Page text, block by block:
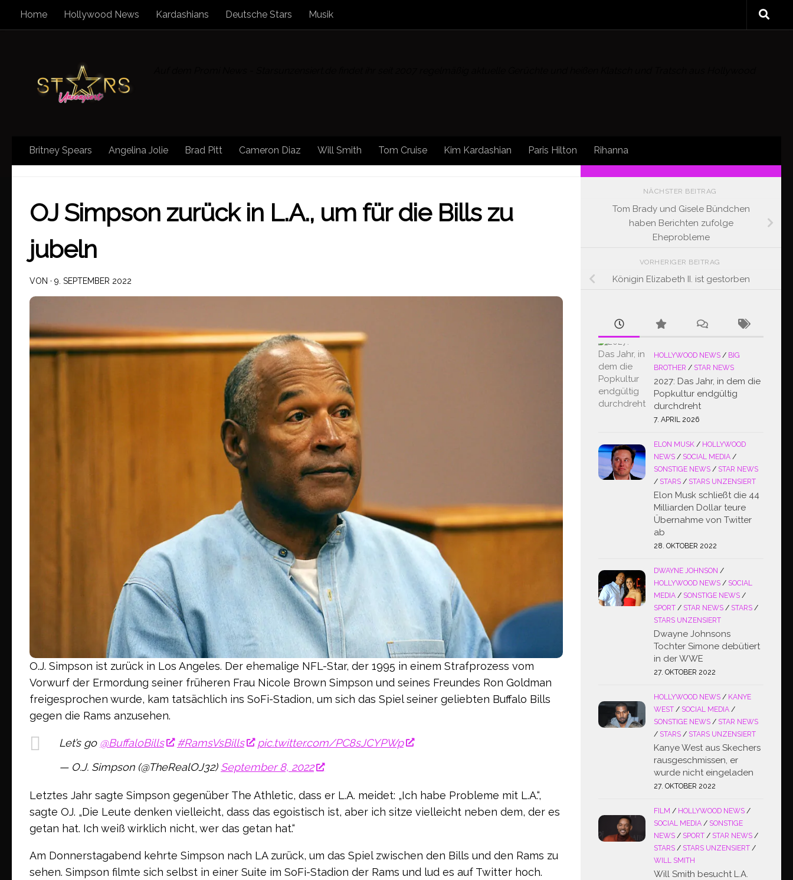
Zum Inhalt springen
Home Hollywood News Kardashians Deutsche Stars Musik
Britney Spears Angelina Jolie Brad Pitt Cameron Diaz Will Smith Tom Cruise Kim Kardashian Paris Hilton Rihanna
FREAK SHOW SONSTIGE NEWS
OJ Simpson zurück in L.A., um für die Bills zu
jubeln
VON · 9. SEPTEMBER 2022
O.J. Simpson ist zurück in Los Angeles. Der ehemalige NFL-Star, der 1995 in einem Strafprozess vom
Vorwurf der Ermordung seiner früheren Frau Nicole Brown Simpson und seines Freundes Ron Goldman
freigesprochen wurde, kam tatsächlich ins SoFi-Stadion, um sich das Spiel seiner geliebten Buffalo Bills
gegen die Rams anzusehen.
Let’s go @BuffaloBills #RamsVsBills
pic.twitter.com/PC8sJCYPWp
— O.J. Simpson (@TheRealOJ32) September 8, 2022
Letztes Jahr sagte Simpson gegenüber The Athletic, dass er L.A. meidet: „Ich habe Probleme mit L.A.“,
sagte OJ. „Die Leute denken vielleicht, dass das egoistisch ist, aber ich sitze vielleicht neben dem, der es
getan hat. Ich weiß wirklich nicht, wer das getan hat.“
Am Donnerstagabend kehrte Simpson nach LA zurück, um das Spiel zwischen den Bills und den Rams zu
sehen. Simpson filmte sich selbst in einer Suite im SoFi-Stadion der Rams und lud es auf Twitter hoch.
NÄCHSTER BEITRAG
Tom Brady und Gisele Bündchen
haben Berichten zufolge
Eheprobleme
VORHERIGER BEITRAG
Königin Elizabeth II. ist gestorben
HOLLYWOOD NEWS / BIG
BROTHER / STAR NEWS
2027: Das Jahr, in dem die
Popkultur endgültig
durchdreht
7. APRIL 2026
ELON MUSK / HOLLYWOOD
NEWS / SOCIAL MEDIA /
SONSTIGE NEWS / STAR NEWS
/ STARS / STARS UNZENSIERT
Elon Musk schließt die 44
Milliarden Dollar teure
Übernahme von Twitter
ab
28. OKTOBER 2022
DWAYNE JOHNSON /
HOLLYWOOD NEWS / SOCIAL
MEDIA / SONSTIGE NEWS /
SPORT / STAR NEWS / STARS /
STARS UNZENSIERT
Dwayne Johnsons
Tochter Simone debütiert
in der WWE
27. OKTOBER 2022
HOLLYWOOD NEWS / KANYE
WEST / SOCIAL MEDIA /
SONSTIGE NEWS / STAR NEWS
/ STARS / STARS UNZENSIERT
Kanye West aus Skechers
rausgeschmissen, er
wurde nicht eingeladen
27. OKTOBER 2022
FILM / HOLLYWOOD NEWS /
SOCIAL MEDIA / SONSTIGE
NEWS / SPORT / STAR NEWS /
STARS / STARS UNZENSIERT /
WILL SMITH
Will Smith besucht L.A.